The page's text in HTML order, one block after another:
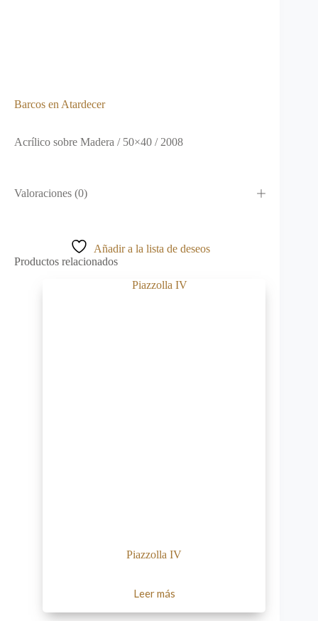
Barcos en Atardecer
Acrílico sobre Madera / 50×40 / 2008
Valoraciones (0)
Añadir a la lista de deseos
Productos relacionados
Piazzolla IV
Leer más